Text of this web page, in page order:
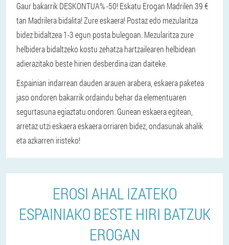
Gaur bakarrik DESKONTUA% -50! Eskatu Erogan Madrilen 39 €
tan Madrilera bidalita! Zure eskaera! Postaz edo mezularitza
bidez bidaltzea 1-3 egun posta bulegoan. Mezularitza zure
helbidera bidaltzeko kostu zehatza hartzailearen helbidean
adierazitako beste hirien desberdina izan daiteke.
Espainian indarrean dauden arauen arabera, eskaera paketea
jaso ondoren bakarrik ordaindu behar da elementuaren
segurtasuna egiaztatu ondoren. Gunean eskaera egitean,
arretaz utzi eskaera eskaera orriaren bidez, ondasunak ahalik
eta azkarren iristeko!
EROSI AHAL IZATEKO
ESPAINIAKO BESTE HIRI BATZUK
EROGAN